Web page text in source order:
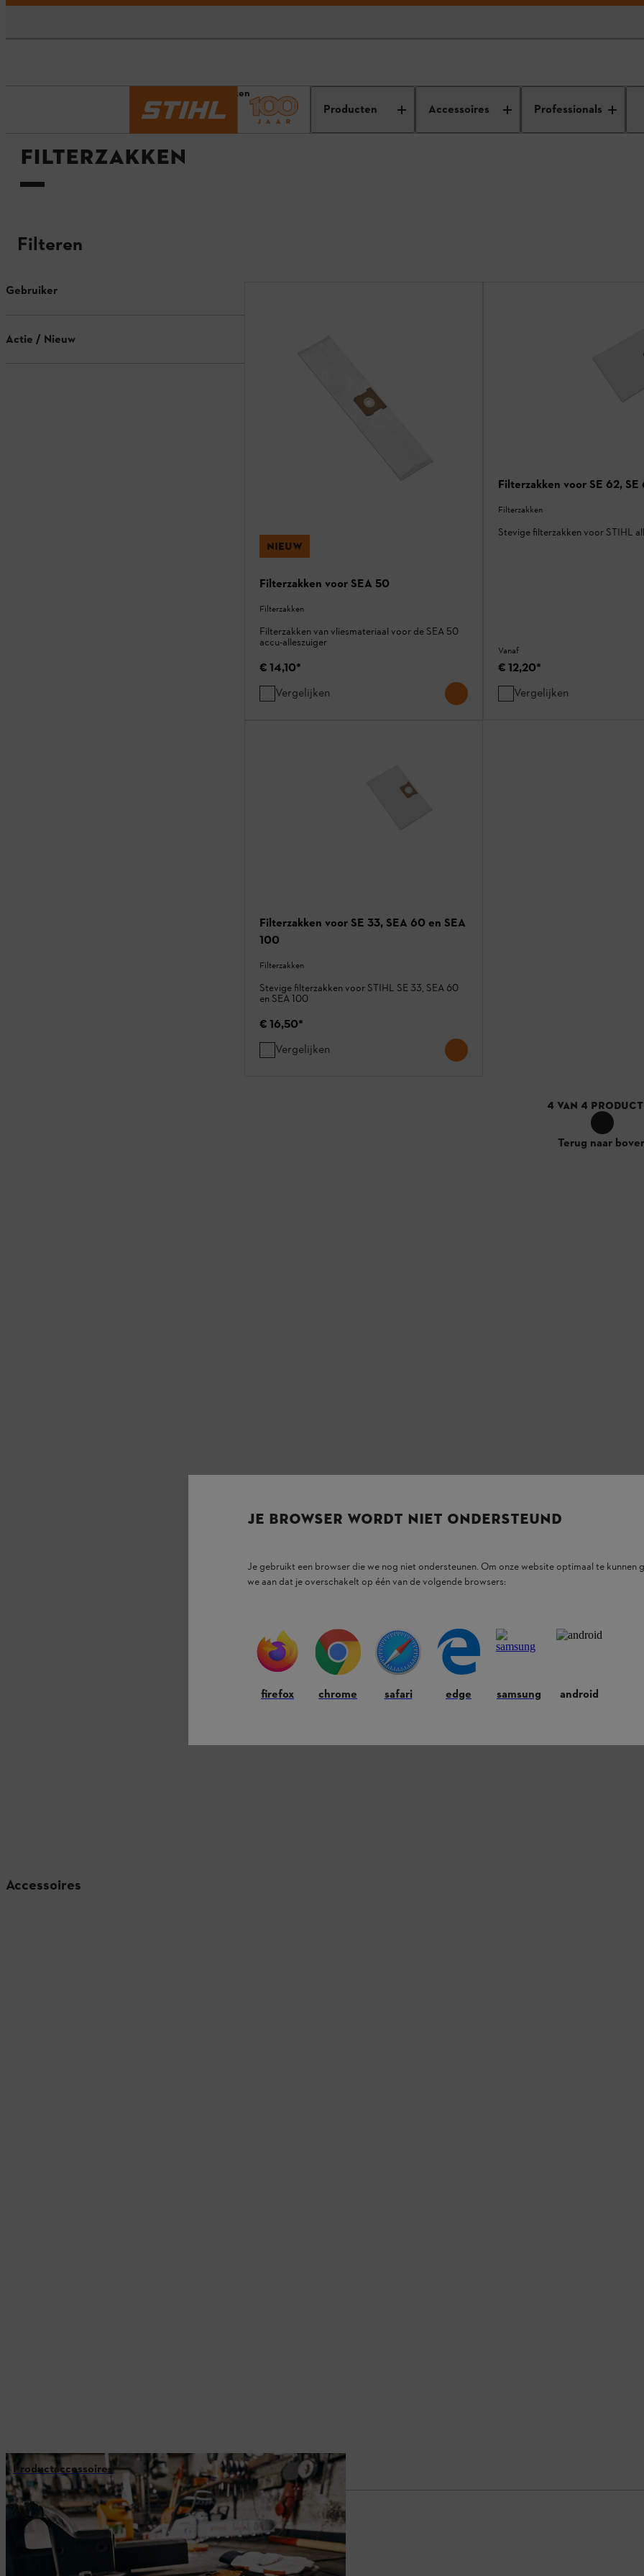
Producten Accessoires Professionals
Filterzakken
FILTERZAKKEN
Filteren
Gebruiker
Actie / Nieuw
NIEUW
Filterzakken voor SEA 50
Filterzakken
Filterzakken van vliesmateriaal voor de SEA 50
accu-alleszuiger
€ 14,10*
Vergelijken
Filterzakken voor SE 62, SE
Filterzakken
Stevige filterzakken voor STIHL
Vanaf
€ 12,20*
Vergelijken
Filterzakken voor SE 33, SEA 60 en SEA
100
Filterzakken
Stevige filterzakken voor STIHL SE 33, SEA 60
en SEA 100
€ 16,50*
Vergelijken
4 VAN 4
Terug naar
Accessoires
Productaccessoires
JE BROWSER WORDT NIET ONDERSTEUND
Je gebruikt een browser die we nog niet ondersteunen. Om onze website optimaal te kunnen
we aan dat je overschakelt op één van de volgende browsers:
firefox chrome safari edge samsung android